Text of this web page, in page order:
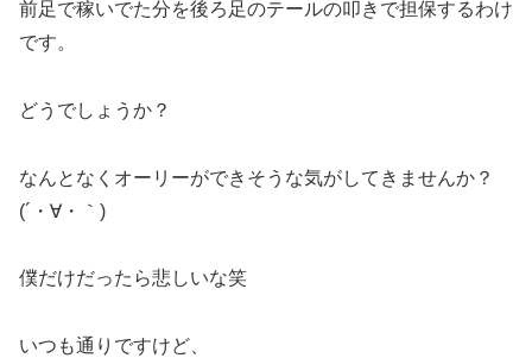
前足で稼いでた分を後ろ足のテールの叩きで担保するわけ
です。
どうでしょうか？
なんとなくオーリーができそうな気がしてきませんか？
(´・∀・｀)
僕だけだったら悲しいな笑
いつも通りですけど、